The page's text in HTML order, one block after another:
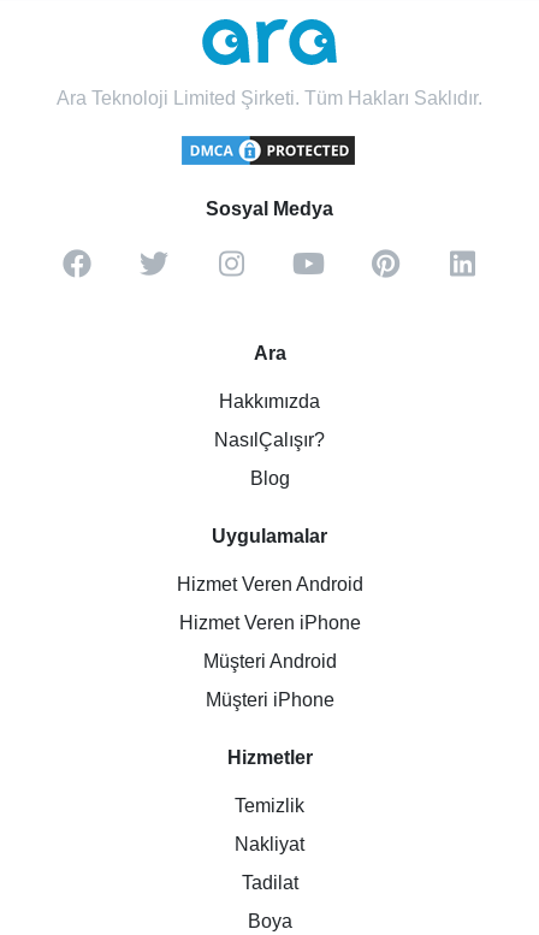
Ara Teknoloji Limited Şirketi. Tüm Hakları Saklıdır.
Sosyal Medya
Ara
Hakkımızda
NasılÇalışır?
Blog
Uygulamalar
Hizmet Veren Android
Hizmet Veren iPhone
Müşteri Android
Müşteri iPhone
Hizmetler
Temizlik
Nakliyat
Tadilat
Boya